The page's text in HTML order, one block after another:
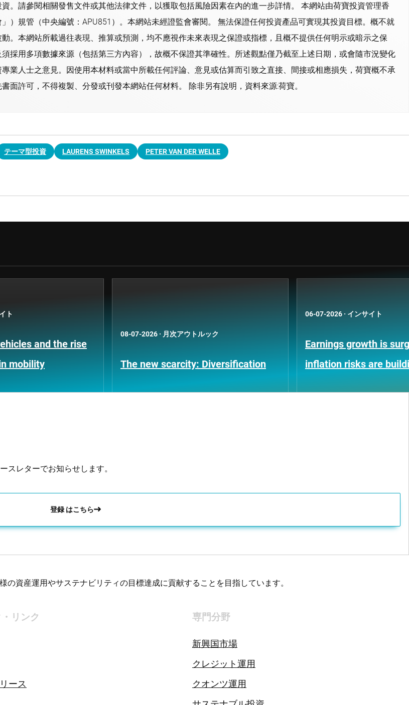
。請參閱相關發售文件或其他法律文件，以獲取包括風險因素在內的進一步詳情。 本網站由荷寶投資管理香
）規管（中央編號：APU851）。本網站未經證監會審閱。 無法保證任何投資產品可實現其投資目標。概不就
。本網站所載過往表現、推算或預測，均不應視作未來表現之保證或指標，且概不提供任何明示或暗示之保
採用多項數據來源（包括第三方內容），故概不保證其準確性。所述觀點僅乃截至上述日期，或會隨市況變化
業人士之意見。因使用本材料或當中所載任何評論、意見或估算而引致之直接、間接或相應損失，荷寶概不承
許可，不得複製、分發或刊發本網站任何材料。 除非另有說明，資料來源:荷寶。
テーマ型投資 LAURENS SWINKELS PETER VAN DER WELLE
ト
and the rise
mobility
08-07-2026 · 月次アウトルック
The new scarcity: Diversification
06-07-2026 · インサイト
Earnings growth is
inflation risks are
スレターでお知らせします。
登録 はこちら
資産運用やサステナビリティの目標達成に貢献することを目指しています。
リンク
ース
専門分野
新興国市場
クレジット運用
クオンツ運用